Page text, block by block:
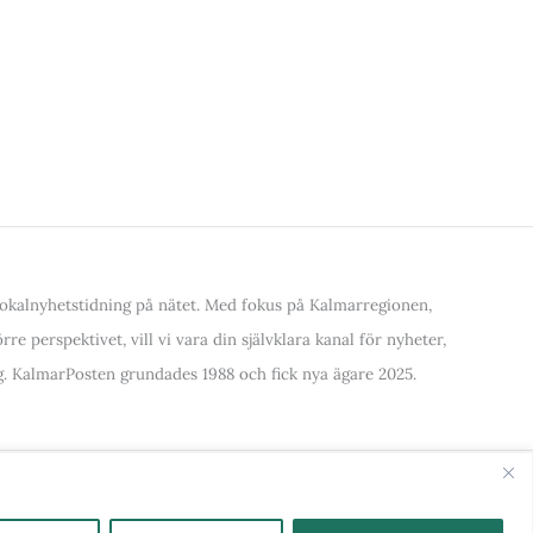
på nätet. Med fokus på Kalmarregionen,
perspektivet, vill vi vara din självklara kanal för nyheter,
KalmarPosten grundades 1988 och fick nya ägare 2025.
Kategorier & Ämnen här